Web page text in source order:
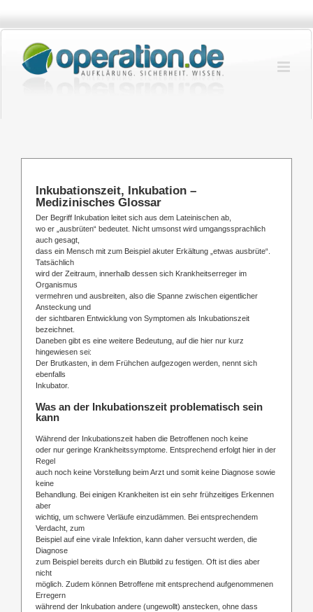
springen
Inkubationszeit, Inkubation –
Medizinisches Glossar
Der Begriff Inkubation leitet sich aus dem Lateinischen ab,
wo er „ausbrüten“ bedeutet. Nicht umsonst wird umgangssprachlich
auch gesagt,
dass ein Mensch mit zum Beispiel akuter Erkältung „etwas ausbrüte“.
Tatsächlich
wird der Zeitraum, innerhalb dessen sich Krankheitserreger im
Organismus
vermehren und ausbreiten, also die Spanne zwischen eigentlicher
Ansteckung und
der sichtbaren Entwicklung von Symptomen als Inkubationszeit
bezeichnet.
Daneben gibt es eine weitere Bedeutung, auf die hier nur kurz
hingewiesen sei:
Der Brutkasten, in dem Frühchen aufgezogen werden, nennt sich
ebenfalls
Inkubator.
Was an der Inkubationszeit problematisch sein
kann
Während der Inkubationszeit haben die Betroffenen noch keine
oder nur geringe Krankheitssymptome. Entsprechend erfolgt hier in der
Regel
auch noch keine Vorstellung beim Arzt und somit keine Diagnose sowie
keine
Behandlung. Bei einigen Krankheiten ist ein sehr frühzeitiges Erkennen
aber
wichtig, um schwere Verläufe einzudämmen. Bei entsprechendem
Verdacht, zum
Beispiel auf eine virale Infektion, kann daher versucht werden, die
Diagnose
zum Beispiel bereits durch ein Blutbild zu festigen. Oft ist dies aber
nicht
möglich. Zudem können Betroffene mit entsprechend aufgenommenen
Erregern
während der Inkubation andere (ungewollt) anstecken, ohne dass